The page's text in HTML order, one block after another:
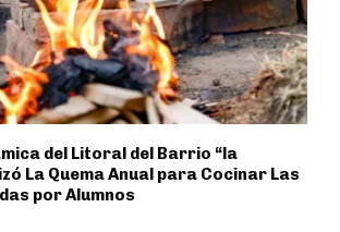
del Litoral del Barrio “la
La Quema Anual para Cocinar Las
por Alumnos